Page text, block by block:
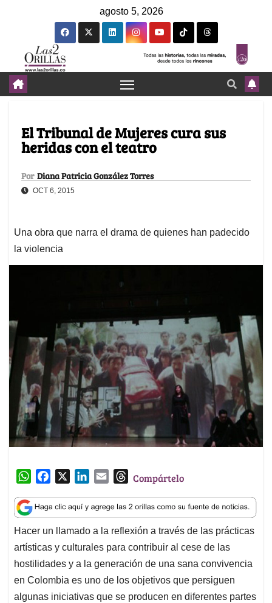
agosto 5, 2026
El Tribunal de Mujeres cura sus
heridas con el teatro
Por Diana Patricia González Torres
OCT 6, 2015
Una obra que narra el drama de quienes han padecido
la violencia
W
a
t
s
A
p
p
c
e
b
o
o
k
n
k
e
d
I
n
a
i
T
r
e
a
d
s
Compártelo
Hacer un llamado a la reflexión a través de las prácticas
artísticas y culturales para contribuir al cese de las
hostilidades y a la generación de una sana convivencia
en Colombia es uno de los objetivos que persiguen
algunas iniciativas que se producen en diferentes partes